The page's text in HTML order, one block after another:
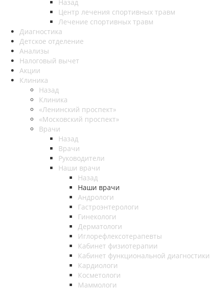
Назад
Центр лечения спортивных травм
Лечение спортивных травм
Диагностика
Детское отделение
Анализы
Налоговый вычет
Акции
Клиника
Назад
Клиника
«Ленинский проспект»
«Московский проспект»
Врачи
Назад
Врачи
Руководители
Наши врачи
Назад
Наши врачи
Андрологи
Гастроэнтерологи
Гинекологи
Дерматологи
Иглорефлексотерапевты
Кабинет физиотерапии
Кабинет функциональной диагностики
Кардиологи
Косметологи
Маммологи